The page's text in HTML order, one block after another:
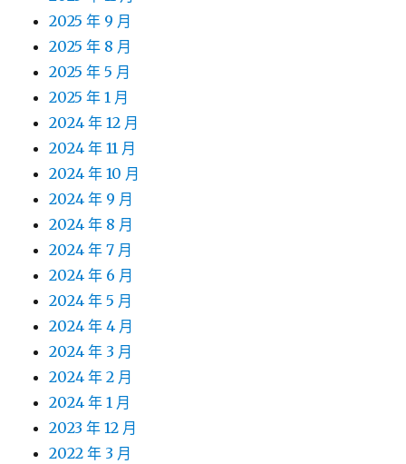
2025 年 9 月
2025 年 8 月
2025 年 5 月
2025 年 1 月
2024 年 12 月
2024 年 11 月
2024 年 10 月
2024 年 9 月
2024 年 8 月
2024 年 7 月
2024 年 6 月
2024 年 5 月
2024 年 4 月
2024 年 3 月
2024 年 2 月
2024 年 1 月
2023 年 12 月
2022 年 3 月